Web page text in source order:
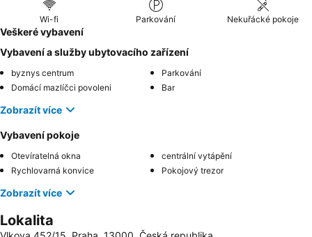
Wi-fi Parkování Nekuřácké pokoje
Veškeré vybavení
Vybavení a služby ubytovacího zařízení
byznys centrum
Parkování
Domácí mazlíčci povoleni
Bar
Zobrazít více
Vybavení pokoje
Otevíratelná okna
centrální vytápění
Rychlovarná konvice
Pokojový trezor
Zobrazít více
Lokalita